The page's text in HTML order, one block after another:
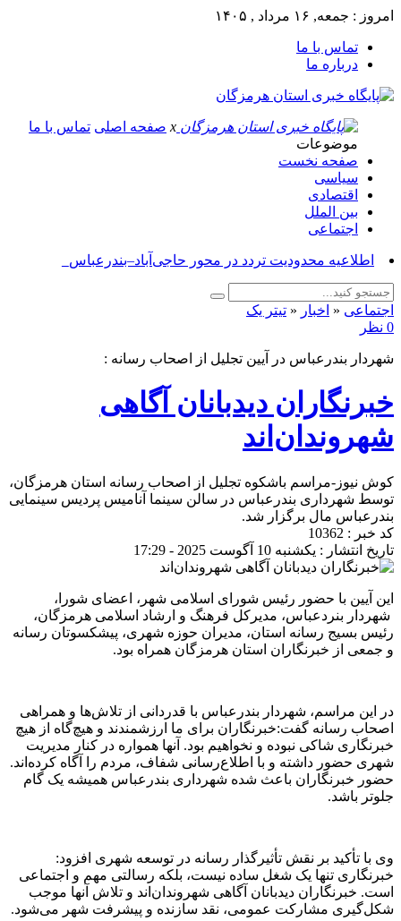
امروز : جمعه, ۱۶ مرداد , ۱۴۰۵
تماس با ما
درباره ما
x صفحه اصلی تماس با ما
موضوعات
صفحه نخست
سیاسی
اقتصادی
بین الملل
اجتماعی
آس_
اجتماعی « اخبار « تیتر یک
0 نظر
شهردار بندرعباس در آیین تجلیل از اصحاب رسانه :
خبرنگاران دیدبانان آگاهی
شهروندان‌اند
کوش نیوز-مراسم باشکوه تجلیل از اصحاب رسانه استان هرمزگان،
توسط شهرداری بندرعباس در سالن سینما آنامیس پردیس سینمایی
بندرعباس مال برگزار شد.
کد خبر : 10362
تاریخ انتشار : یکشنبه 10 آگوست 2025 - 17:29
این آیین با حضور رئیس شورای اسلامی شهر، اعضای شورا،
شهردار بنردعباس، مدیرکل فرهنگ و ارشاد اسلامی هرمزگان،
رئیس بسیج رسانه استان، مدیران حوزه شهری، پیشکسوتان رسانه
و جمعی از خبرنگاران استان هرمزگان همراه بود.
در این مراسم، شهردار بندرعباس با قدردانی از تلاش‌ها و همراهی
اصحاب رسانه گفت:خبرنگاران برای ما ارزشمندند و هیچ‌گاه از هیچ
خبرنگاری شاکی نبوده و نخواهیم بود. آنها همواره در کنار مدیریت
شهری حضور داشته و با اطلاع‌رسانی شفاف، مردم را آگاه کرده‌اند.
حضور خبرنگاران باعث شده شهرداری بندرعباس همیشه یک گام
جلوتر باشد.
وی با تأکید بر نقش تأثیرگذار رسانه در توسعه شهری افزود:
خبرنگاری تنها یک شغل ساده نیست، بلکه رسالتی مهم و اجتماعی
است. خبرنگاران دیدبانان آگاهی شهروندان‌اند و تلاش آنها موجب
شکل‌گیری مشارکت عمومی، نقد سازنده و پیشرفت شهر می‌شود.